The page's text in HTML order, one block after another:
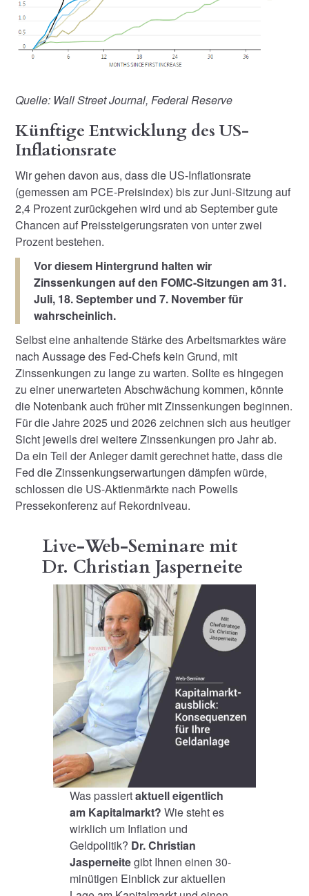
Quelle: Wall Street Journal, Federal Reserve
Künftige Entwicklung des US-
Inflationsrate
Wir gehen davon aus, dass die US-Inflationsrate
(gemessen am PCE-Preisindex) bis zur Juni-Sitzung auf
2,4 Prozent zurückgehen wird und ab September gute
Chancen auf Preissteigerungsraten von unter zwei
Prozent bestehen.
Vor diesem Hintergrund halten wir
Zinssenkungen auf den FOMC-Sitzungen am 31.
Juli, 18. September und 7. November für
wahrscheinlich.
Selbst eine anhaltende Stärke des Arbeitsmarktes wäre
nach Aussage des Fed-Chefs kein Grund, mit
Zinssenkungen zu lange zu warten. Sollte es hingegen
zu einer unerwarteten Abschwächung kommen, könnte
die Notenbank auch früher mit Zinssenkungen beginnen.
Für die Jahre 2025 und 2026 zeichnen sich aus heutiger
Sicht jeweils drei weitere Zinssenkungen pro Jahr ab.
Da ein Teil der Anleger damit gerechnet hatte, dass die
Fed die Zinssenkungserwartungen dämpfen würde,
schlossen die US-Aktienmärkte nach Powells
Pressekonferenz auf Rekordniveau.
Live-Web-Seminare mit
Dr. Christian Jasperneite
Was passiertaktuell eigentlich
am Kapitalmarkt? Wie steht es
wirklich um Inflation und
Geldpolitik? Dr. Christian
Jasperneitegibt Ihnen einen 30-
minütigen Einblick zur aktuellen